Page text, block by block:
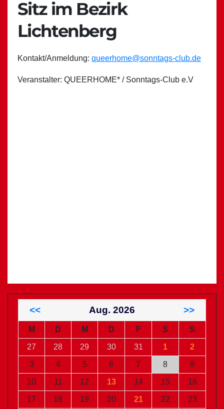
Sitz im Bezirk
Lichtenberg
Kontakt/Anmeldung: queerhome@sonntags-club.de
Veranstalter: QUEERHOME* / Sonntags-Club e.V
<< Aug. 2026 >>
M D M D F S S
27 28 29 30 31 1 2
3 4 5 6 7 8 9
10 11 12 13 14 15 16
17 18 19 20 21 22 23